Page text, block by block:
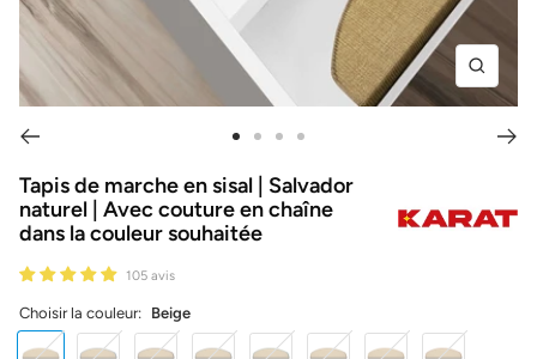
Zoom
au
slide
1
au
slide
2
au
slide
au
slide
Tapis de marche en sisal | Salvador
naturel | Avec couture en chaîne
dans la couleur souhaitée
105 avis
Choisir la couleur: Beige
Beige
Bleu
Brun
Gris
Vert
Brun
Nougat Orange